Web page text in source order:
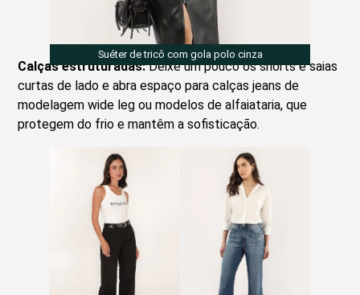
Suéter de tricô com gola polo cinza
Calças estruturadas:Deixe um pouco os shorts e saias
curtas de lado e abra espaço para calças jeans de
modelagem wide leg ou modelos de alfaiataria, que
protegem do frio e mantêm a sofisticação.